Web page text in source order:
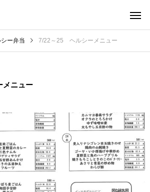
ー弁当 7/22～25 ヘルシーメニュー
ニュー